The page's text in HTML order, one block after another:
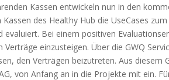
Kassen entwickeln nun in den
Kassen des Healthy Hub die UseCases
evaluiert. Bei einem positiven
Verträge einzusteigen. Über die GWQ
den Verträgen beizutreten. Aus
von Anfang an in die Projekte mit ein.